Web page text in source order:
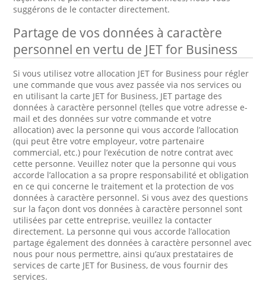
suggérons de le contacter directement.
Partage de vos données à caractère
personnel en vertu de JET for Business
Si vous utilisez votre allocation JET for Business pour régler
une commande que vous avez passée via nos services ou
en utilisant la carte JET for Business, JET partage des
données à caractère personnel (telles que votre adresse e-
mail et des données sur votre commande et votre
allocation) avec la personne qui vous accorde l’allocation
(qui peut être votre employeur, votre partenaire
commercial, etc.) pour l’exécution de notre contrat avec
cette personne. Veuillez noter que la personne qui vous
accorde l’allocation a sa propre responsabilité et obligation
en ce qui concerne le traitement et la protection de vos
données à caractère personnel. Si vous avez des questions
sur la façon dont vos données à caractère personnel sont
utilisées par cette entreprise, veuillez la contacter
directement. La personne qui vous accorde l’allocation
partage également des données à caractère personnel avec
nous pour nous permettre, ainsi qu’aux prestataires de
services de carte JET for Business, de vous fournir des
services.